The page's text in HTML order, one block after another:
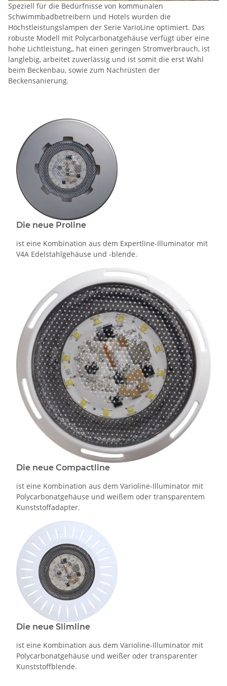
Speziell für die Bedürfnisse von kommunalen
Schwimmbadbetreibern und Hotels wurden die
Höchstleistungslampen der Serie VarioLine optimiert. Das
robuste Modell mit Polycarbonatgehäuse verfügt über eine
hohe Lichtleistung,, hat einen geringen Stromverbrauch, ist
langlebig, arbeitet zuverlässig und ist somit die erst Wahl
beim Beckenbau, sowie zum Nachrüsten der
Beckensanierung.
Die neue Proline
ist eine Kombination aus dem Expertline-Illuminator mit
V4A Edelstahlgehäuse und -blende.
Die neue Compactline
ist eine Kombination aus dem Varioline-Illuminator mit
Polycarbonatgehäuse und weißem oder transparentem
Kunststoffadapter.
Die neue Slimline
ist eine Kombination aus dem Varioline-Illuminator mit
Polycarbonatgehäuse und weißer oder transparenter
Kunststoffblende.